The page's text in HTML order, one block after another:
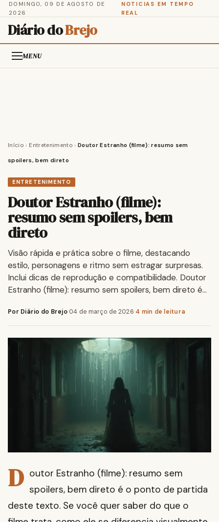
DOMINGO, 09 DE AGOSTO DE
2026
NOTICIAS EM TEMPO
REAL
Diário doBrejo
MENU
Início › Entretenimento › Doutor Estranho (filme): resumo sem
spoilers, bem direto
ENTRETENIMENTO
Doutor Estranho (filme):
resumo sem spoilers, bem
direto
Visão rápida e prática sobre o filme, destacando
estilo, personagens e ritmo sem estragar surpresas.
Inclui dicas de reprodução e compatibilidade. Doutor
Estranho (filme): resumo sem spoilers, bem direto é…
Por Diário do Brejo·04 de março de 2026·4 min de leitura
D outor Estranho (filme): resumo sem
spoilers, bem direto é o ponto de partida
deste texto. Se você quer saber do que o